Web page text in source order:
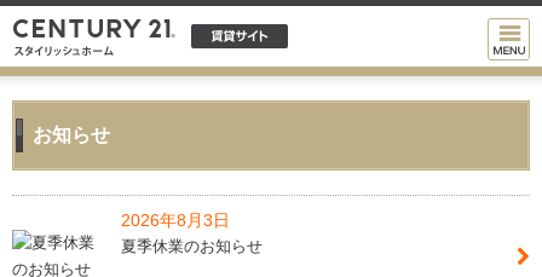
お知らせ
2026年8月3日
夏季休業のお知らせ